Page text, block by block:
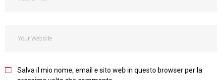
Salva il mio nome, email e sito web in questo browser per la